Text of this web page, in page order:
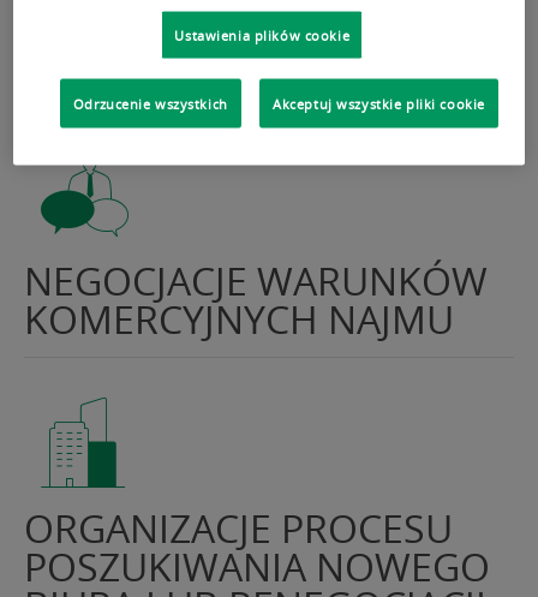
NEGOCJACJE WARUNKÓW
KOMERCYJNYCH NAJMU
ORGANIZACJE PROCESU
POSZUKIWANIA NOWEGO
Ustawienia plików cookie
Odrzucenie wszystkich Akceptuj wszystkie pliki cookie